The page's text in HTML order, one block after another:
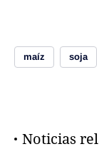
maíz soja
Noticias